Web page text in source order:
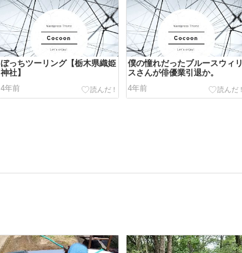
ぼっちツーリング【栃木県織姫
神社】
4年前
僕の憧れだったブルースウィリ
スさんが俳優業引退か。
4年前